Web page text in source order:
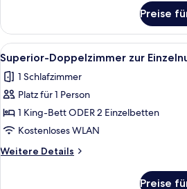
Doppelzimmer
zur
Einzelnutzung
(Astur)
Preise
Alle
Fotos
für
Superior-
Doppelzimmer
zur
Einzelnutzung
(Astur
Ein
4
Superior-Doppelzimmer zur
1 Schlafzimmer
Platz für 1 Person
1 King-Bett ODER 2 Einzelbetten
Kostenloses WLAN
Weitere Details
Weitere
Preise